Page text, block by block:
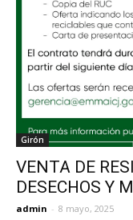
Girón
VENTA DE
DESECHOS Y
admin - 8 mayo, 2025